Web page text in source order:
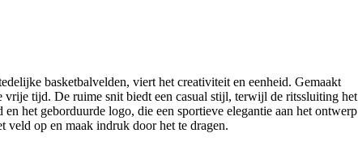
basketbalvelden, viert het creativiteit en eenheid. Gemaakt
vrije tijd. De ruime snit biedt een casual stijl, terwijl de ritssluiting het
het geborduurde logo, die een sportieve elegantie aan het ontwerp
veld op en maak indruk door het te dragen.